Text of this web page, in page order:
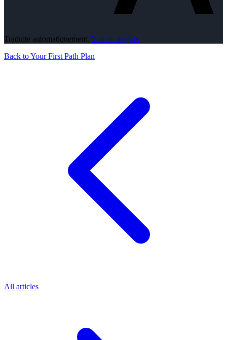
Traduite automatiquement. Voir en anglais
Back to Your First Path Plan
All articles